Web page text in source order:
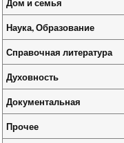
Наука, Образование
Справочная литература
Духовность
Документальная
Прочее